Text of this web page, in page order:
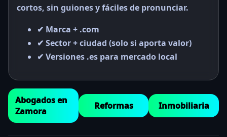
cortos, sin guiones y fáciles de pronunciar.
✔ Marca + .com
✔ Sector + ciudad (solo si aporta valor)
✔ Versiones .es para mercado local
Abogados en
Zamora
Reformas Inmobiliaria